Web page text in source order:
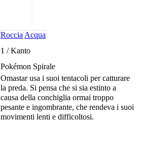
Roccia Acqua
1 / Kanto
Pokémon Spirale
Omastar usa i suoi tentacoli per catturare
la preda. Si pensa che si sia estinto a
causa della conchiglia ormai troppo
pesante e ingombrante, che rendeva i suoi
movimenti lenti e difficoltosi.